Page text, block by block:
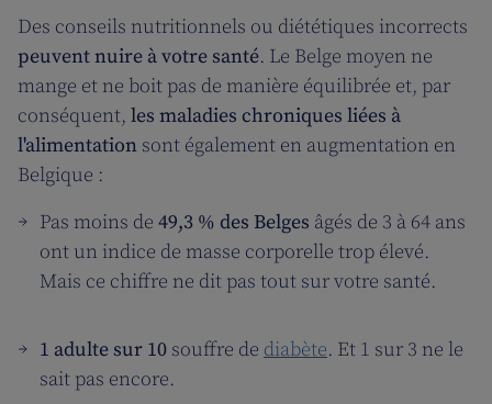
Des conseils nutritionnels ou diététiques incorrects
peuvent nuire à votre santé. Le Belge moyen ne
mange et ne boit pas de manière équilibrée et, par
conséquent, les maladies chroniques liées à
l'alimentation sont également en augmentation en
Belgique :
Pas moins de 49,3 % des Belges âgés de 3 à 64 ans
ont un indice de masse corporelle trop élevé.
Mais ce chiffre ne dit pas tout sur votre santé.
1 adulte sur 10 souffre de diabète. Et 1 sur 3 ne le
sait pas encore.